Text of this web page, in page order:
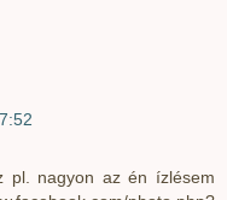
pl. nagyon az én ízlésem